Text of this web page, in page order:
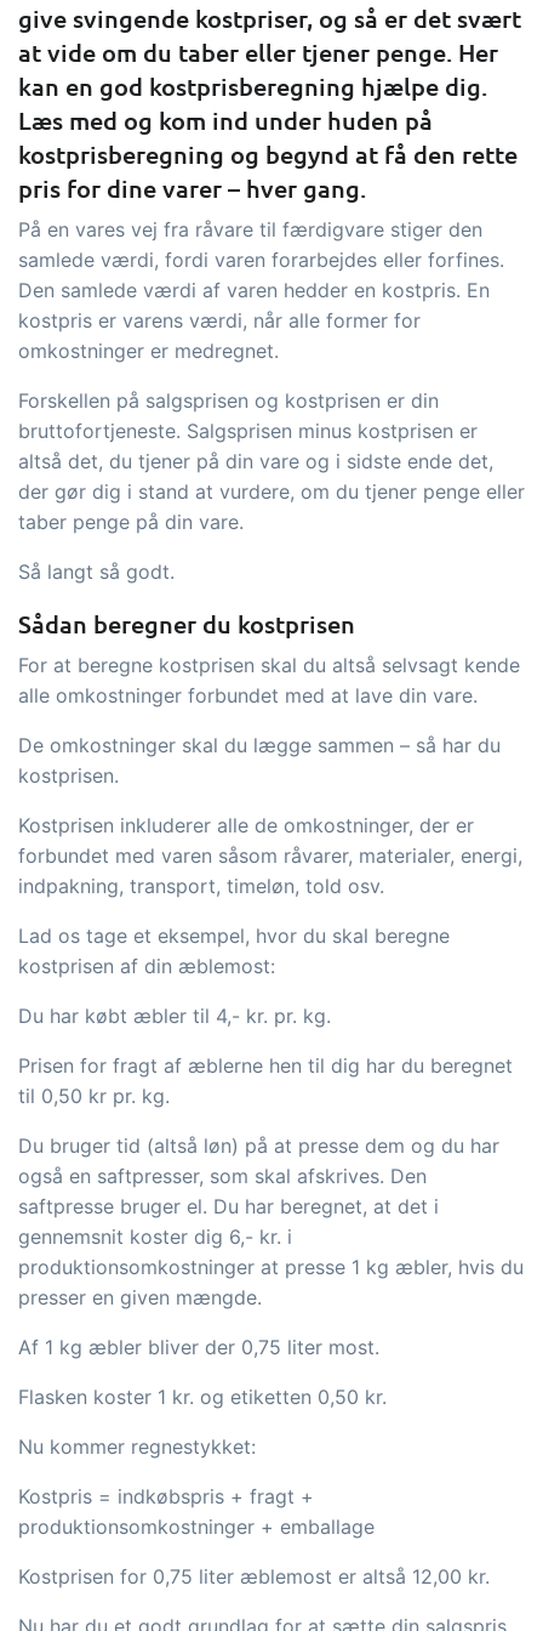
bæredygtig og certificeret
fødevarevirksomhed
Tilføjelse
B2B Commerce
B2B Commerce kan fungere som
sælgerportal, leverandørportal eller
B2B webshop for dine kunder
Opgaver & kontroller
Få modtagekontrol, temperaturtjek og
kritiske kontrolpunkter integreret i din
ordrestyring - helt digitalt
Tilføjelse
Power Pack
Lav din egen opsætning af dokumenter
og labels, sidevisninger, dataudtræk,
rapporter og indlejrede dashboards!
Connect
Masser af muligheder for automatik og
og data med andre systemer og
enheder
give svingende kostpriser, og så er det svært
at vide om du taber eller tjener penge. Her
kan en god kostprisberegning hjælpe dig.
Læs med og kom ind under huden på
kostprisberegning og begynd at få den rette
pris for dine varer – hver gang.
På en vares vej fra råvare til færdigvare stiger den
samlede værdi, fordi varen forarbejdes eller forfines.
Den samlede værdi af varen hedder en kostpris. En
kostpris er varens værdi, når alle former for
omkostninger er medregnet.
Forskellen på salgsprisen og kostprisen er din
bruttofortjeneste. Salgsprisen minus kostprisen er
altså det, du tjener på din vare og i sidste ende det,
der gør dig i stand at vurdere, om du tjener penge eller
taber penge på din vare.
Så langt så godt.
Sådan beregner du kostprisen
For at beregne kostprisen skal du altså selvsagt kende
alle omkostninger forbundet med at lave din vare.
De omkostninger skal du lægge sammen – så har du
kostprisen.
Kostprisen inkluderer alle de omkostninger, der er
forbundet med varen såsom råvarer, materialer, energi,
indpakning, transport, timeløn, told osv.
Lad os tage et eksempel, hvor du skal beregne
kostprisen af din æblemost:
Du har købt æbler til 4,- kr. pr. kg.
Prisen for fragt af æblerne hen til dig har du beregnet
til 0,50 kr pr. kg.
Du bruger tid (altså løn) på at presse dem og du har
også en saftpresser, som skal afskrives. Den
saftpresse bruger el. Du har beregnet, at det i
gennemsnit koster dig 6,- kr. i
produktionsomkostninger at presse 1 kg æbler, hvis du
presser en given mængde.
Af 1 kg æbler bliver der 0,75 liter most.
Flasken koster 1 kr. og etiketten 0,50 kr.
Nu kommer regnestykket:
Kostpris = indkøbspris + fragt +
produktionsomkostninger + emballage
Kostprisen for 0,75 liter æblemost er altså 12,00 kr.
Nu har du et godt grundlag for at sætte din salgspris